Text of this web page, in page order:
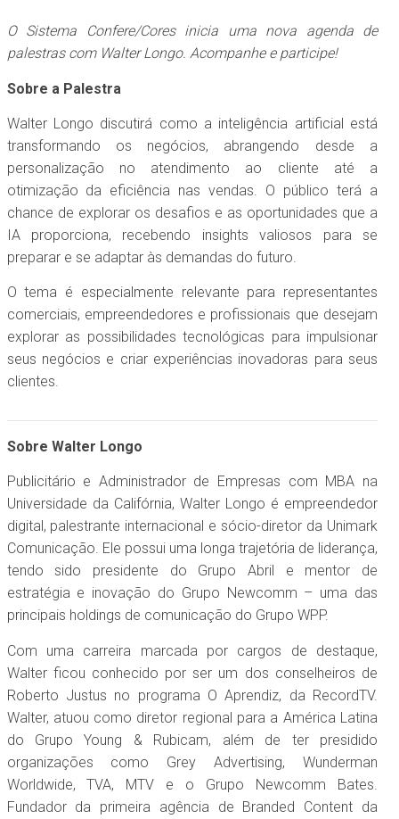
O Sistema Confere/Cores inicia uma nova agenda de
palestras com Walter Longo. Acompanhe e participe!
Sobre a Palestra
Walter Longo discutirá como a inteligência artificial está
transformando os negócios, abrangendo desde a
personalização no atendimento ao cliente até a
otimização da eficiência nas vendas. O público terá a
chance de explorar os desafios e as oportunidades que a
IA proporciona, recebendo insights valiosos para se
preparar e se adaptar às demandas do futuro.
O tema é especialmente relevante para representantes
comerciais, empreendedores e profissionais que desejam
explorar as possibilidades tecnológicas para impulsionar
seus negócios e criar experiências inovadoras para seus
clientes.
Sobre Walter Longo
Publicitário e Administrador de Empresas com MBA na
Universidade da Califórnia, Walter Longo é empreendedor
digital, palestrante internacional e sócio-diretor da Unimark
Comunicação. Ele possui uma longa trajetória de liderança,
tendo sido presidente do Grupo Abril e mentor de
estratégia e inovação do Grupo Newcomm – uma das
principais holdings de comunicação do Grupo WPP.
Com uma carreira marcada por cargos de destaque,
Walter ficou conhecido por ser um dos conselheiros de
Roberto Justus no programa O Aprendiz, da RecordTV.
Walter, atuou como diretor regional para a América Latina
do Grupo Young & Rubicam, além de ter presidido
organizações como Grey Advertising, Wunderman
Worldwide, TVA, MTV e o Grupo Newcomm Bates.
Fundador da primeira agência de Branded Content da